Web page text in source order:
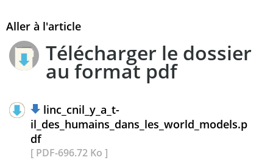
Aller à l'article
Télécharger le dossier
au format pdf
linc_cnil_y_a_t-
il_des_humains_dans_les_world_models.p
df
[ PDF-696.72 Ko ]